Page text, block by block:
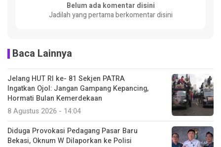
Belum ada komentar disini
Jadilah yang pertama berkomentar disini
Baca Lainnya
Jelang HUT RI ke- 81 Sekjen PATRA
Ingatkan Ojol: Jangan Gampang Kepancing,
Hormati Bulan Kemerdekaan
8 Agustus 2026 - 14:04
Diduga Provokasi Pedagang Pasar Baru
Bekasi, Oknum W Dilaporkan ke Polisi